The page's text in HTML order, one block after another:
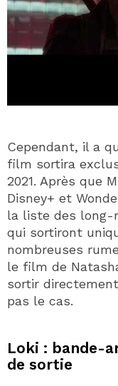
Cependant, il a
film sortira
2021. Après que
Disney+ et
la liste des long-
qui sortiront
nombreuses
le film de
sortir
pas le cas.
Loki : bande-
de sortie